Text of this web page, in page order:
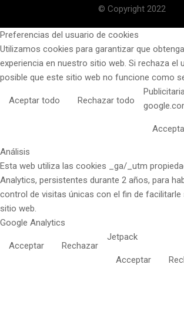
© Copyright 2022
Preferencias del usuario de cookies
Utilizamos cookies para garantizar que
experiencia en nuestro sitio web. Si rechaza el
posible que este sitio web no funcione como
Aceptar todo Rechazar todo
Análisis
Esta web utiliza las cookies _ga/_utm
Analytics, persistentes durante 2 años, para
control de visitas únicas con el fin de facilitarle
sitio web.
Google Analytics
Acceptar Rechazar
Jetpack
Acceptar